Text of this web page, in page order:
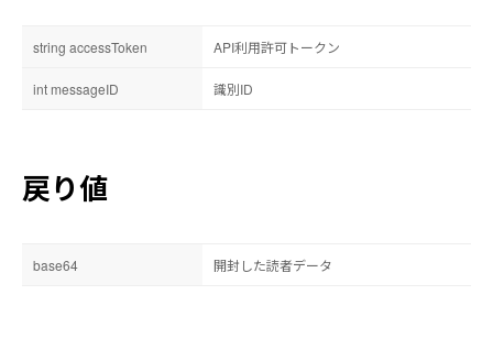
string accessToken API利用許可トークン
int messageID 識別ID
戻り値
base64 開封した読者データ